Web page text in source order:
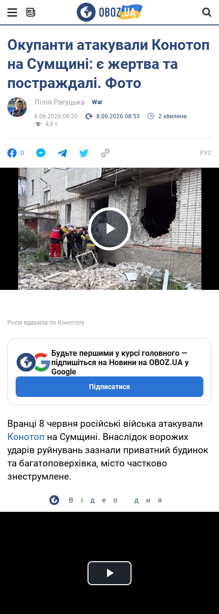
Окупанти атакували Конотоп
на Сумщині: є жертва та
постраждалі. Фото
Лілія Рагуцька War
8.06.2026 06:30 8.06.2026 08:53
2 хвилини
4,9 т.
0 РУС
Play Video
Будьте першими у курсі головного —
підпишіться на Новини на OBOZ.UA у
Google
Підписатися
Вранці 8 червня російські війська атакували
Конотоп на Сумщині. Внаслідок ворожих
ударів руйнувань зазнали приватний будинок
та багатоповерхівка, місто частково
знеструмлене.
Відео дня
Play Video